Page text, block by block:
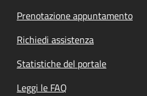
Prenotazione appuntamento
Richiedi assistenza
Statistiche del portale
Leggi le FAQ